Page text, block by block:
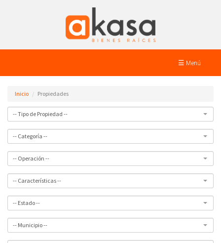
☰ Menú
Inicio Propiedades
-- Tipo de Propiedad --
-- Categoría --
-- Operación --
-- Características --
-- Estado --
-- Municipio --